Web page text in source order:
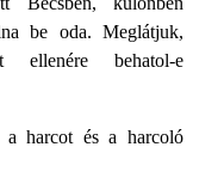
be oda. Meglátjuk,
behatol-e
a harcot és a harcoló